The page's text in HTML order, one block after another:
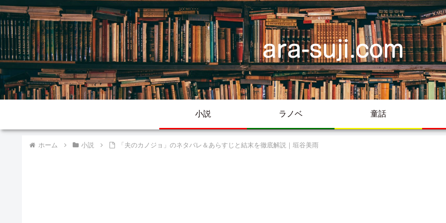
小説 ラノベ 童話
ホーム 小説 「夫のカノジョ」のネタバレ＆あらすじと結末を徹底解説｜垣谷美雨